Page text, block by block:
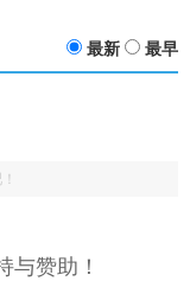
最新 最早
与赞助！